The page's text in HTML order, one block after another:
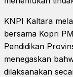
KNPI Kaltara
bersama Kopri
Pendidikan
menegaskan
dilaksanakan